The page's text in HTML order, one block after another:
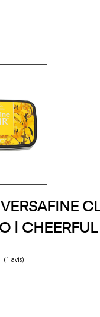
| CHEERFUL